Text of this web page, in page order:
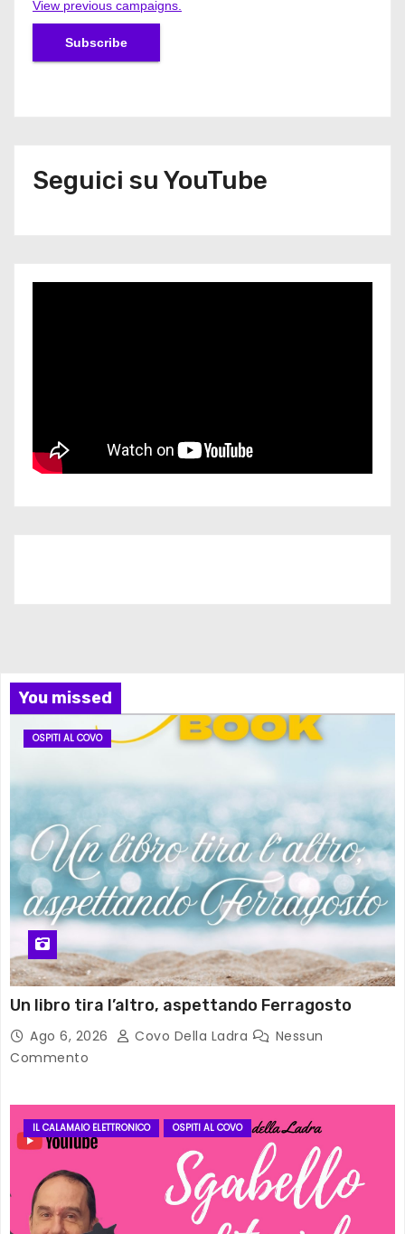
View previous campaigns.
Seguici su YouTube
You missed
OSPITI AL COVO
Un libro tira l’altro, aspettando Ferragosto
Ago 6, 2026 Covo Della Ladra
Nessun
Commento
IL CALAMAIO ELETTRONICO OSPITI AL COVO